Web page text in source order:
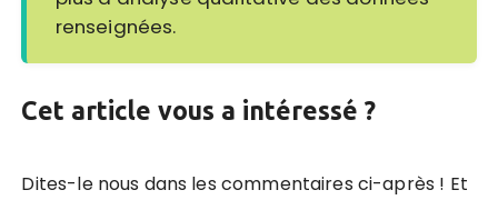
renseignées.
Cet article vous a intéressé ?
Dites-le nous dans les commentaires ci-après ! Et